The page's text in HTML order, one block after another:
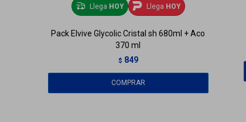
Llega HOY Llega HOY
Pack Elvive Glycolic Cristal sh 680ml + Aco
370 ml
$ 849